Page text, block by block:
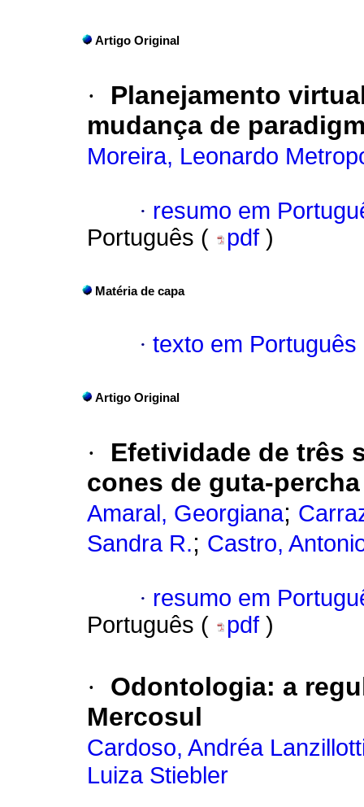
Artigo Original
·
Planejamento
mudança de
Moreira, Leonardo
· resumo em
Português (
pdf )
Matéria de capa
· texto em Português
Artigo Original
·
Efetividade de três
cones de guta-
Amaral, Georgiana;
Sandra R.; Castro,
· resumo em
Português (
pdf )
·
Odontologia: a
Mercosul
Cardoso, Andréa
Luiza Stiebler